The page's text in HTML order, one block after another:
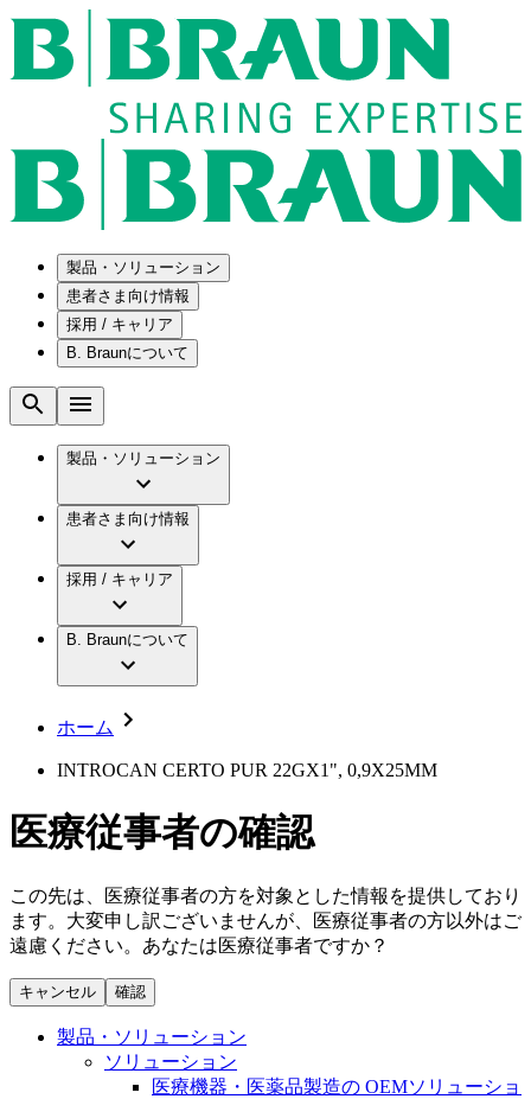
製品・ソリューション
ソリューション
メンテナンスプログラム
国内の修理サービスセンター
手術器具の管理、再生処理工程の業務改善
製品・診療領域
歯科
低侵襲手術 （内視鏡外科手術）
脊椎脊髄治療
パワーシステム
縫合糸 / 皮膚用接着剤
創傷ケア
血管内塞栓術
ソリューション
製品・診療領域
患者さま向け情報
腰椎椎間板ヘルニアについて
水頭症について
慢性創傷の治癒
アクトリーン ハイライト カテ
アクトリーン ハイライト セット
疾患・症状
膝関節の構造とその疾患
採用 / キャリア
ビー・ブラウンエースクラップ株式会社の
ビー・ブラウンエースクラップ株式会社の
会社概要
報
要
キャリア（B. Braunで働くということ）
私たちのカルチャー
キャリア（B. Braunで働くということ）
B. Braunについて
ビジョンとバリュー
ブランド
ついて
イノベーション
私たちの責任
多様性
お問合せ
お問合せフォーム
ニューススペース
私たちの責任
製品・ソリューション
患者さま向け情報
採用 / キャリア
B. Braunについて
ホーム
INTROCAN CERTO PUR 22GX1", 0,9X25MM
医療従事者の確認
この先は、医療従事者の方を対象とした情報を提供しており
ます。大変申し訳ございませんが、医療従事者の方以外はご
遠慮ください。あなたは医療従事者ですか？
キャンセル 確認
製品・ソリューション
ソリューション
医療機器・医薬品製造の OEMソリューショ